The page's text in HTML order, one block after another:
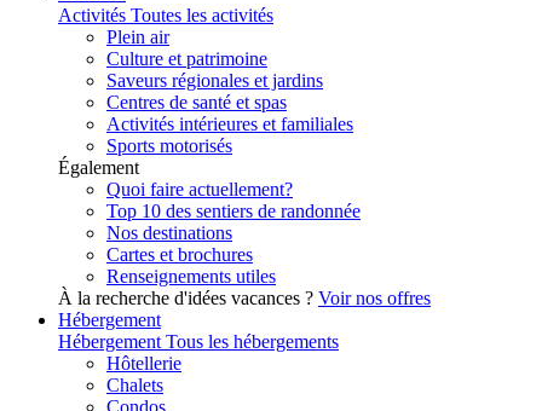
Activités Toutes les activités
Plein air
Culture et patrimoine
Saveurs régionales et jardins
Centres de santé et spas
Activités intérieures et familiales
Sports motorisés
Également
Quoi faire actuellement?
Top 10 des sentiers de randonnée
Nos destinations
Cartes et brochures
Renseignements utiles
À la recherche d'idées vacances ? Voir nos offres
Hébergement
Hébergement Tous les hébergements
Hôtellerie
Chalets
Condos